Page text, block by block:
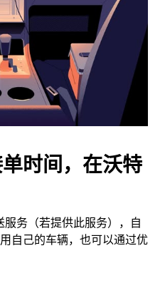
时间，在沃特
务（若提供此服务），自
自己的车辆，也可以通过优